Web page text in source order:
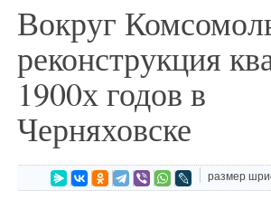
Вокруг
реконструкция
1900х годов в
Черняховске
размер